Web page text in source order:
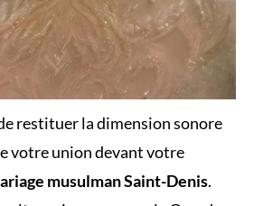
restituer la dimension sonore
votre union devant votre
musulman Saint-Denis.